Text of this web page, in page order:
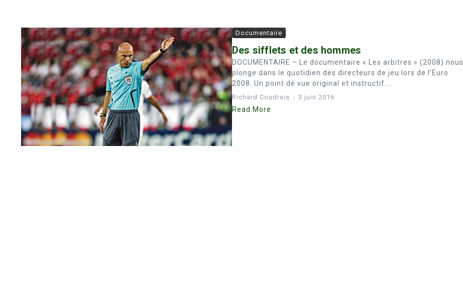
Documentaire
Des sifflets et des hommes
DOCUMENTAIRE – Le documentaire « Les arbitres » (2008) nous
plonge dans le quotidien des directeurs de jeu lors de l’Euro
2008. Un point de vue original et instructif....
Richard Coudrais 3 juin 2016
Read More